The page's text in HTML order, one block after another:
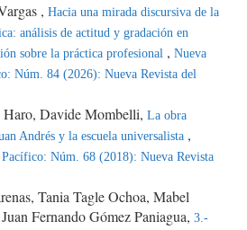
, Hacia una mirada discursiva de la
análisis de actitud y gradación en
sobre la práctica profesional , Nueva
Núm. 84 (2026): Nueva Revista del
Davide Mombelli, La obra
Andrés y la escuela universalista ,
Núm. 68 (2018): Nueva Revista
Tania Tagle Ochoa, Mabel
Fernando Gómez Paniagua, 3.-